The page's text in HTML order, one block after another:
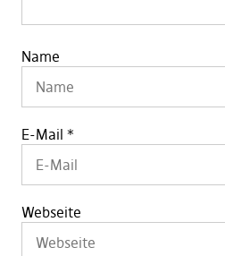
Name
E-Mail *
Webseite